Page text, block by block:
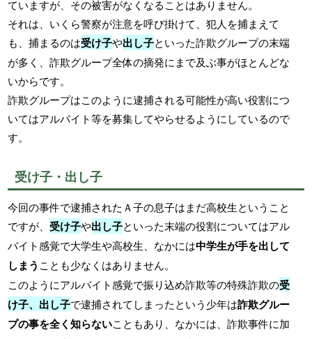
ていますが、その被害がなくなることはありません。
それは、いくら警察が注意を呼び掛けて、犯人を捕まえて
も、捕まるのは受け子や出し子といった詐欺グループの末端
が多く、詐欺グループ全体の摘発にまで及ぶ事がほとんどな
いからです。
詐欺グループはこのように逮捕される可能性が高い役割につ
いてはアルバイト等を募集してやらせるようにしているので
す。
受け子・出し子
今回の事件で逮捕されたＡ子の息子はまだ高校生ということ
ですが、 受け子や出し子といった末端の役割についてはアル
バイト感覚で大学生や高校生、なかには中学生が手を出して
しまう ことも少なくはありません。
このようにアルバイト感覚で振り込め詐欺等の特殊詐欺の受
け子、出し子で逮捕されてしまったという少年は詐欺グルー
プの事を全く知らないこともあり、なかには、詐欺事件に加